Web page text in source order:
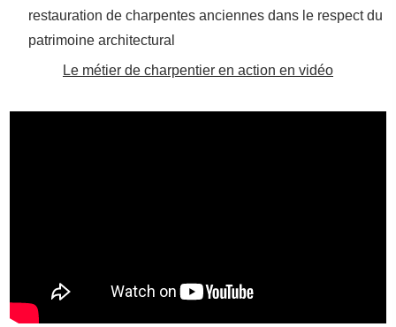
restauration de charpentes anciennes dans le respect du
patrimoine architectural
Le métier de charpentier en action en vidéo